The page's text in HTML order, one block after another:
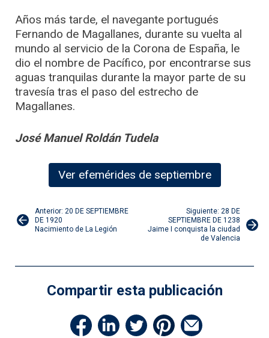
Años más tarde, el navegante portugués
Fernando de Magallanes, durante su vuelta al
mundo al servicio de la Corona de España, le
dio el nombre de Pacífico, por encontrarse sus
aguas tranquilas durante la mayor parte de su
travesía tras el paso del estrecho de
Magallanes.
José Manuel Roldán Tudela
Ver efemérides de septiembre
Navegación
entradas
Anterior: 20 DE SEPTIEMBRE
DE 1920
Nacimiento de La Legión
Siguiente: 28 DE
SEPTIEMBRE DE 1238
Jaime I conquista la ciudad
de Valencia
Compartir esta publicación